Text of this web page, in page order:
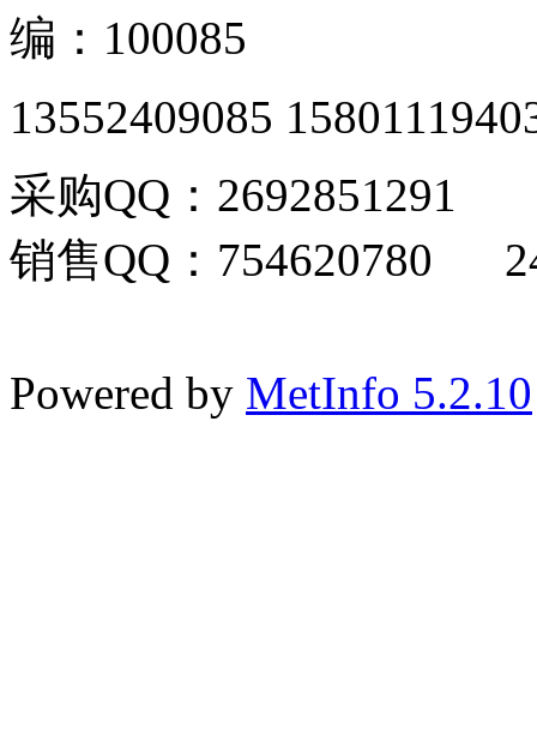
编：100085
13552409085
采购QQ：2692851291
销售QQ：754620780
Powered by MetInfo 5.2.10